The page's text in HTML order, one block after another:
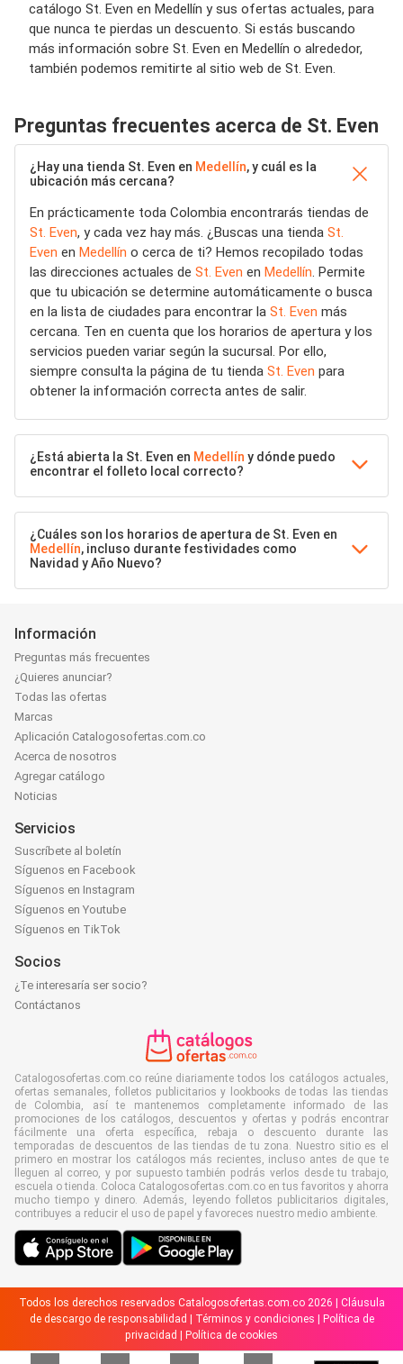
catálogo St. Even en Medellín y sus ofertas actuales, para
que nunca te pierdas un descuento. Si estás buscando
más información sobre St. Even en Medellín o alrededor,
también podemos remitirte al sitio web de St. Even.
Preguntas frecuentes acerca de St. Even
¿Hay una tienda St. Even en Medellín, y cuál es la
ubicación más cercana?
En prácticamente toda Colombia encontrarás tiendas de
St. Even, y cada vez hay más. ¿Buscas una tienda St.
Even en Medellín o cerca de ti? Hemos recopilado todas
las direcciones actuales de St. Even en Medellín. Permite
que tu ubicación se determine automáticamente o busca
en la lista de ciudades para encontrar la St. Even más
cercana. Ten en cuenta que los horarios de apertura y los
servicios pueden variar según la sucursal. Por ello,
siempre consulta la página de tu tienda St. Even para
obtener la información correcta antes de salir.
¿Está abierta la St. Even en Medellín y dónde puedo
encontrar el folleto local correcto?
¿Cuáles son los horarios de apertura de St. Even en
Medellín, incluso durante festividades como
Navidad y Año Nuevo?
Información
Preguntas más frecuentes
¿Quieres anunciar?
Todas las ofertas
Marcas
Aplicación Catalogosofertas.com.co
Acerca de nosotros
Agregar catálogo
Noticias
Servicios
Suscríbete al boletín
Síguenos en Facebook
Síguenos en Instagram
Síguenos en Youtube
Síguenos en TikTok
Socios
¿Te interesaría ser socio?
Contáctanos
Catalogosofertas.com.co reúne diariamente todos los catálogos actuales,
ofertas semanales, folletos publicitarios y lookbooks de todas las tiendas
de Colombia, así te mantenemos completamente informado de las
promociones de los catálogos, descuentos y ofertas y podrás encontrar
fácilmente una oferta específica, rebaja o descuento durante las
temporadas de descuentos de las tiendas de tu zona. Nuestro sitio es el
primero en mostrar los catálogos más recientes, incluso antes de que te
lleguen al correo, y por supuesto también podrás verlos desde tu trabajo,
escuela o tienda. Coloca Catalogosofertas.com.co en tus favoritos y ahorra
mucho tiempo y dinero. Además, leyendo folletos publicitarios digitales,
contribuyes a reducir el uso de papel y favoreces nuestro medio ambiente.
Todos los derechos reservados Catalogosofertas.com.co 2026 | Cláusula
de descargo de responsabilidad
Términos y condiciones
Política de
privacidad
Política de cookies